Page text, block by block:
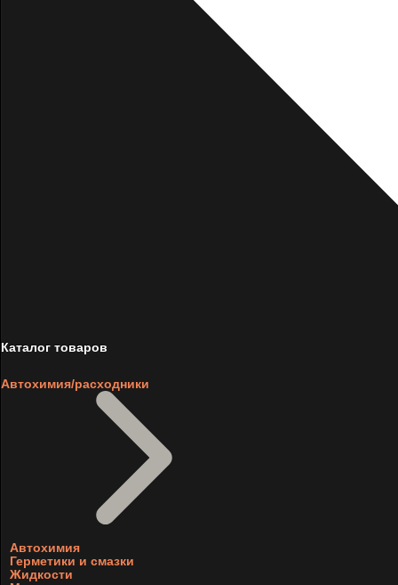
Каталог товаров
Автохимия/расходники
Автохимия
Герметики и смазки
Жидкости